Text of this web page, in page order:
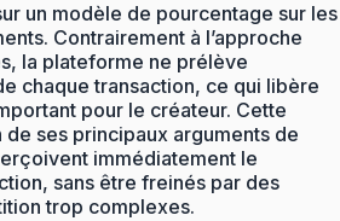
un modèle de pourcentage sur les
Contrairement à l’approche
la plateforme ne prélève
chaque transaction, ce qui libère
pour le créateur. Cette
de ses principaux arguments de
immédiatement le
sans être freinés par des
trop complexes.